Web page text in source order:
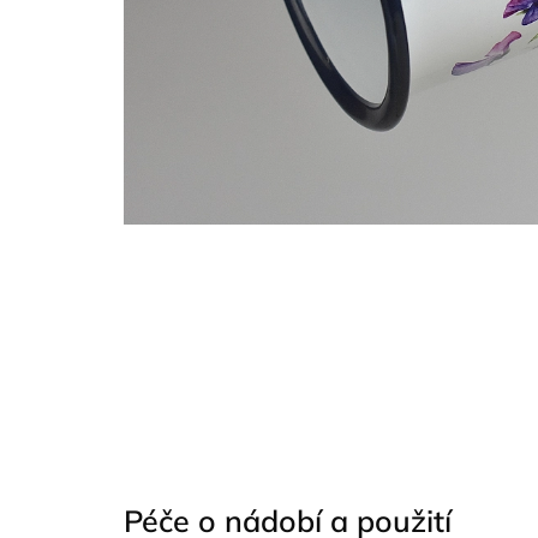
Péče o nádobí a použití